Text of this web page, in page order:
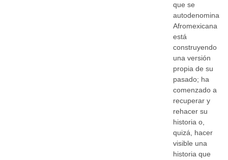
que se
autodenomina
Afromexicana
está
construyendo
una versión
propia de su
pasado; ha
comenzado a
recuperar y
rehacer su
historia o,
quizá, hacer
visible una
historia que